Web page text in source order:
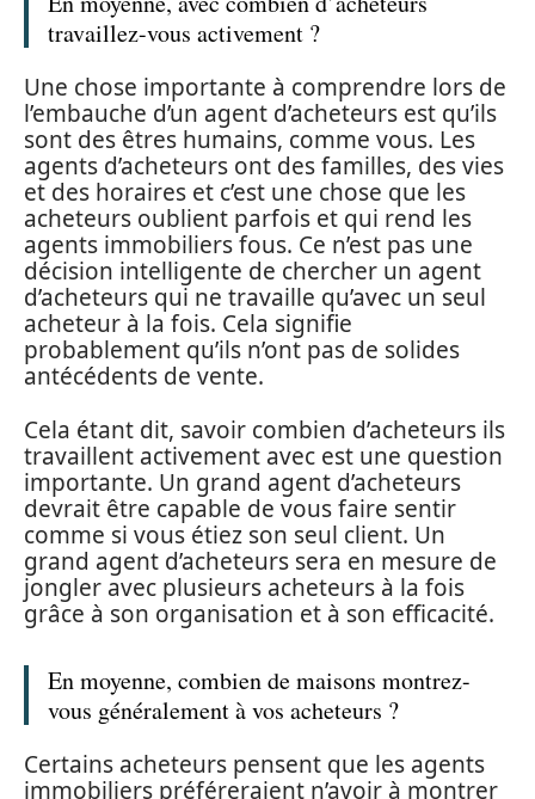
travaillez-vous activement ?
Une chose importante à comprendre lors de
l’embauche d’un agent d’acheteurs est qu’ils
sont des êtres humains, comme vous. Les
agents d’acheteurs ont des familles, des vies
et des horaires et c’est une chose que les
acheteurs oublient parfois et qui rend les
agents immobiliers fous. Ce n’est pas une
décision intelligente de chercher un agent
d’acheteurs qui ne travaille qu’avec un seul
acheteur à la fois. Cela signifie
probablement qu’ils n’ont pas de solides
antécédents de vente.
Cela étant dit, savoir combien d’acheteurs ils
travaillent activement avec est une question
importante. Un grand agent d’acheteurs
devrait être capable de vous faire sentir
comme si vous étiez son seul client. Un
grand agent d’acheteurs sera en mesure de
jongler avec plusieurs acheteurs à la fois
grâce à son organisation et à son efficacité.
En moyenne, combien de maisons montrez-
vous généralement à vos acheteurs ?
Certains acheteurs pensent que les agents
immobiliers préféreraient n’avoir à montrer